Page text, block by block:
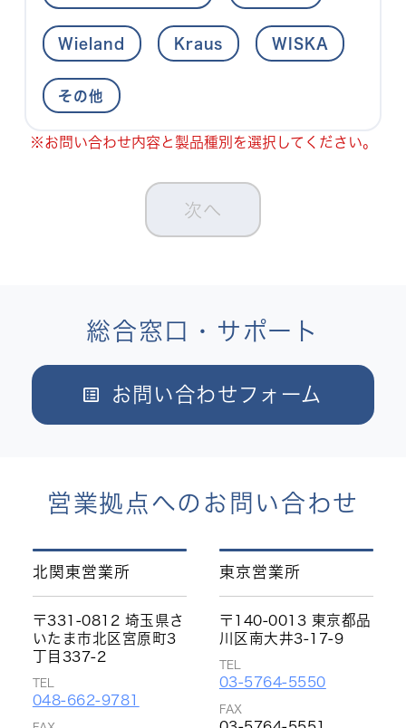
Wieland Kraus WISKA
その他
お問い合わせ内容と製品種別を選択してください。
次へ
総合窓口・サポート
お問い合わせフォーム
営業拠点へのお問い合わせ
北関東営業所
〒331-0812 埼玉県さ
いたま市北区宮原町3
丁目337-2
TEL
048-662-9781
東京営業所
〒140-0013 東京都品
川区南大井3-17-9
TEL
03-5764-5550
FAX